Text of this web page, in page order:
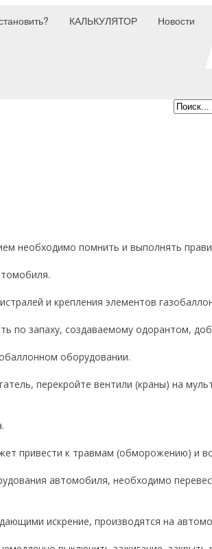
КАЛЬКУЛЯТОР Новости
необходимо помнить и выполнять
и крепления элементов
по запаху, создаваемому одорантом,
оборудовании.
перекройте вентили (краны) на
привести к травмам (обморожению) и
автомобиля, необходимо
искрение, производятся на